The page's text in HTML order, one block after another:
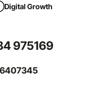
Digital Growth
975169